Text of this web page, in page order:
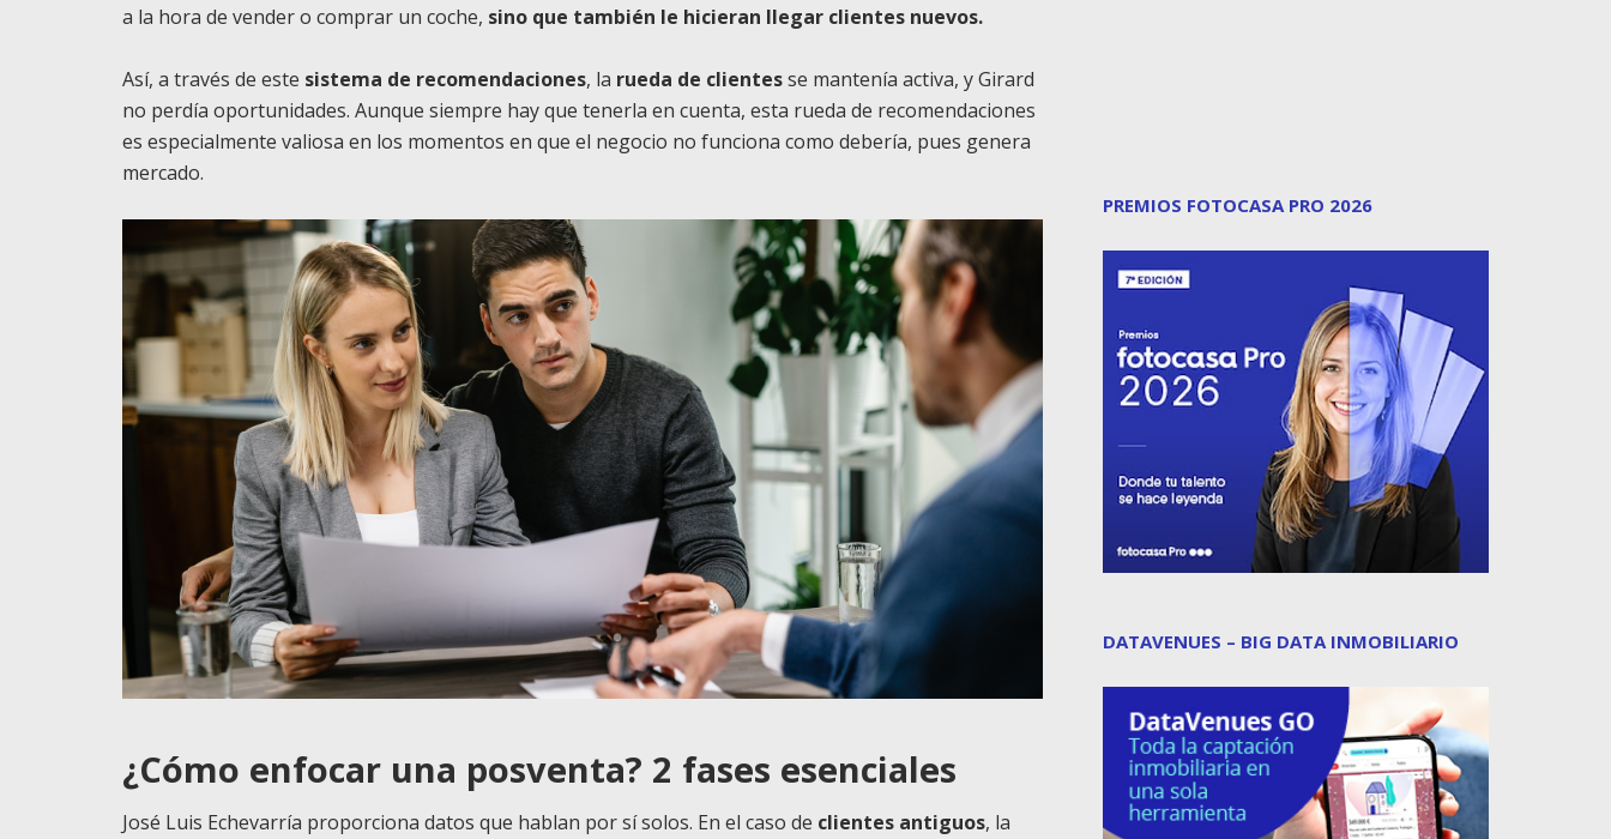
a la hora de vender o comprar un coche, sino que también le hicieran llegar clientes nuevos.
Así, a través de este sistema de recomendaciones, la rueda de clientesse mantenía activa, y Girard
no perdía oportunidades. Aunque siempre hay que tenerla en cuenta, esta rueda de recomendaciones
es especialmente valiosa en los momentos en que el negocio no funciona como debería, pues genera
mercado.
¿Cómo enfocar una posventa? 2 fases esenciales
José Luis Echevarría proporciona datos que hablan por sí solos. En el caso de clientes antiguos, la
PREMIOS FOTOCASA PRO 2026
DATAVENUES – BIG DATA INMOBILIARIO